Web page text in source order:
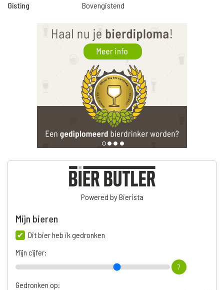
Gisting
Bovengistend
Powered by Bierista
Mijn bieren
Dit bier heb ik gedronken
Mijn cijfer:
7
Gedronken op: